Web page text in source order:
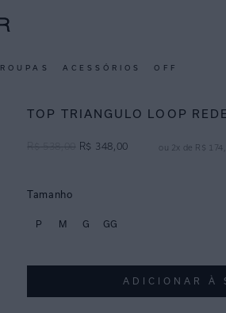
ROUPAS ACESSÓRIOS OFF
TOP TRIANGULO LOOP REDE
R$ 538,00 R$ 348 00 ou 2x de R$ 174
Tamanho
P M G GG
ADICIONAR À